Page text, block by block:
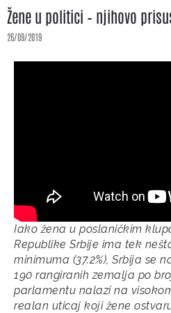
Žene u politici – njihovo
26/09/2019
Iako žena u poslaničkim
Republike Srbije ima tek
minimuma (37.2%), Srbija se
190 rangiranih zemalja po
parlamentu nalazi na
realan uticaj koji žene